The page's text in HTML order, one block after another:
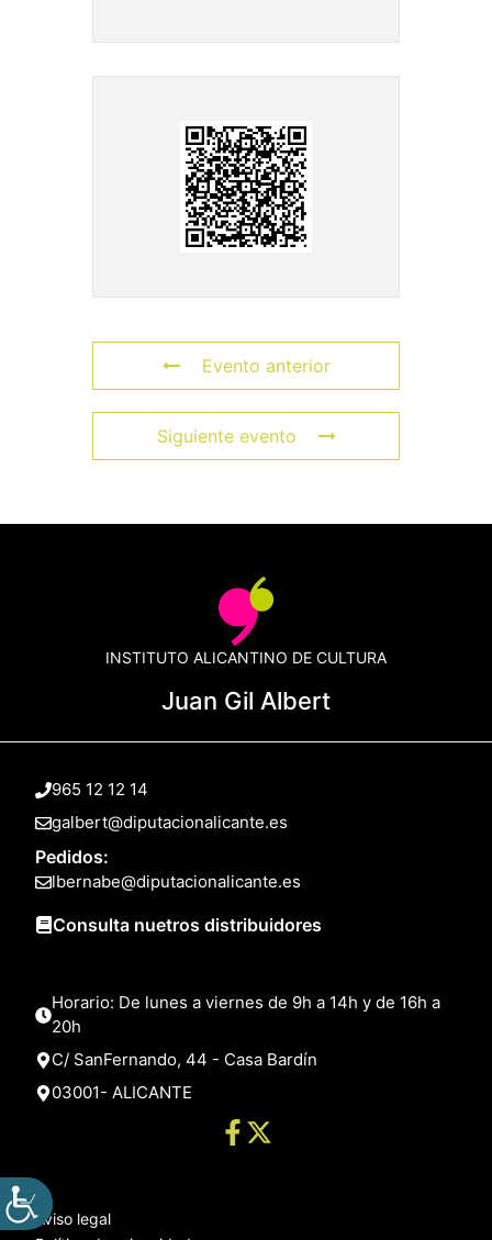
Evento anterior
Siguiente evento
INSTITUTO ALICANTINO DE CULTURA
Juan Gil Albert
965 12 12 14
galbert@diputacionalicante.es
Pedidos:
lbernabe@diputacionalicante.es
Consulta nuetros distribuidores
Horario: De lunes a viernes de 9h a 14h y de 16h a
20h
C/ SanFernando, 44 - Casa Bardín
03001- ALICANTE
Aviso legal